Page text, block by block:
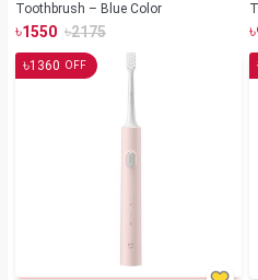
Toothbrush – Blue Color
৳1550 ৳2175 ৳
৳1360 OFF